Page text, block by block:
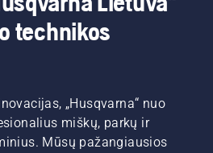
technikos
„Husqvarna“ nuo
miškų, parkų ir
Mūsų pažangiausios